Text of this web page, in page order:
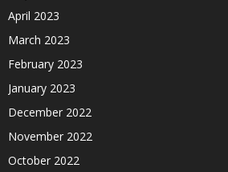
April 2023
March 2023
February 2023
January 2023
December 2022
November 2022
October 2022